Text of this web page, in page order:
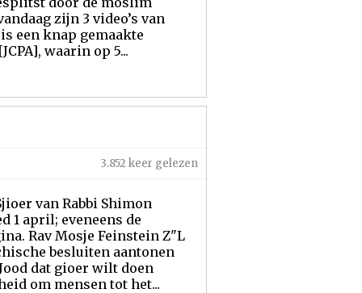
zijn 3 video’s van
een knap gemaakte
waarin op 5...
3.852 keer gelezen
van Rabbi Shimon
1 april; eveneens de
Rav Mosje Feinstein Z"L
besluiten aantonen
dat gioer wilt doen
om mensen tot het...